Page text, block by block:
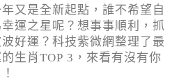
又是全新起點，誰不希望自
幸運之星呢？想事事順利，抓
好運？科技紫微網整理了最
生肖TOP 3，來看有沒有你